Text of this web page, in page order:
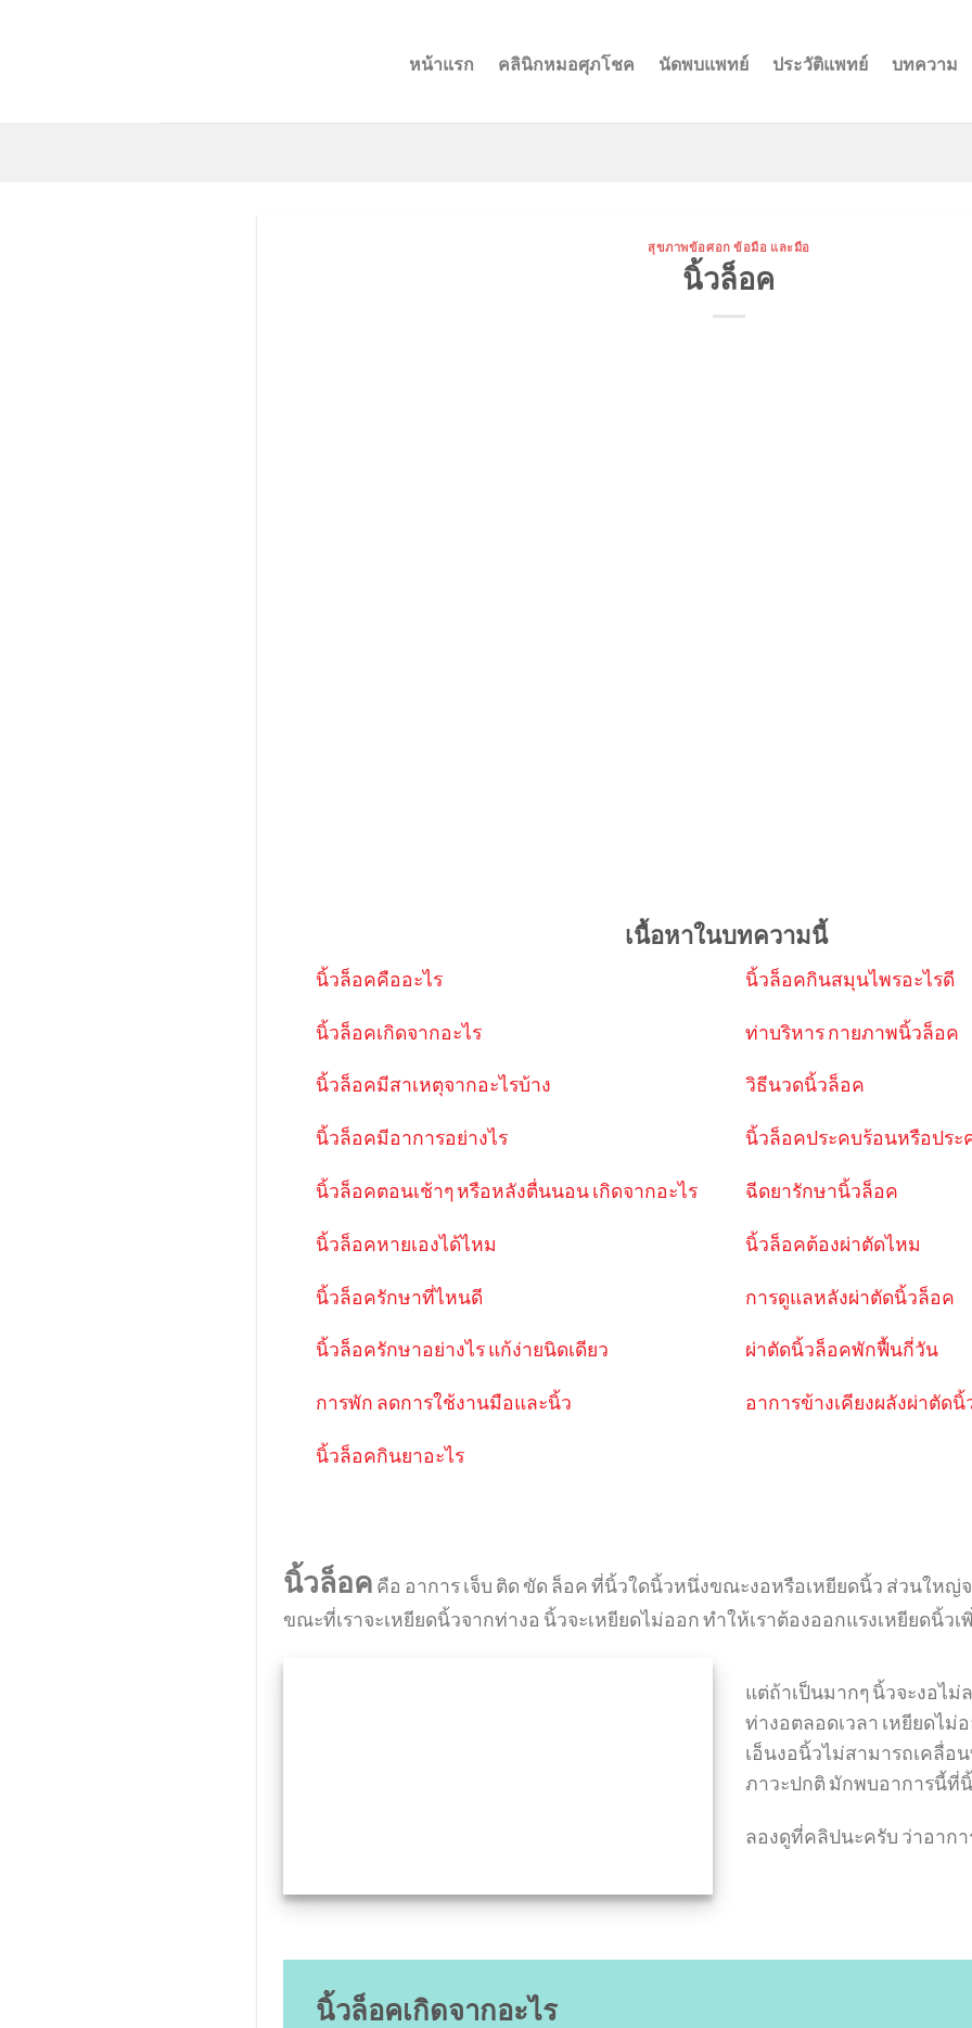
หน้าแรก คลินิกหมอศุภโชค นัดพบแพทย์ ประวัติแพทย์ บทความ
สุขภาพข้อศอก ข้อมือ และมือ
นิ้วล็อค
เนื้อหาในบทความนี้
นิ้วล็อคคืออะไร
นิ้วล็อคเกิดจากอะไร
นิ้วล็อคมีสาเหตุจากอะไรบ้าง
นิ้วล็อคมีอาการอย่างไร
นิ้วล็อคตอนเช้าๆ หรือหลังตื่นนอน เกิดจากอะไร
นิ้วล็อคหายเองได้ไหม
นิ้วล็อครักษาที่ไหนดี
นิ้วล็อครักษาอย่างไร แก้ง่ายนิดเดียว
การพัก ลดการใช้งานมือและนิ้ว
นิ้วล็อคกินยาอะไร
นิ้วล็อคกินสมุนไพรอะไรดี
ท่าบริหาร กายภาพนิ้วล็อค
วิธีนวดนิ้วล็อค
นิ้วล็อคประคบร้อนหรือประ
ฉีดยารักษานิ้วล็อค
นิ้วล็อคต้องผ่าตัดไหม
การดูแลหลังผ่าตัดนิ้วล็อค
ผ่าตัดนิ้วล็อคพักฟื้นกี่วัน
อาการข้างเคียงผลังผ่าตัด
นิ้วล็อค คือ อาการ เจ็บ ติด ขัด ล็อค ที่นิ้วใดนิ้วหนึ่งขณะงอหรือเหยียดนิ้ว ส่วนใหญ่จ
ขณะที่เราจะเหยียดนิ้วจากท่างอ นิ้วจะเหยียดไม่ออก ทำให้เราต้องออกแรงเหยียดนิ้ว
แต่ถ้าเป็นมากๆ นิ้วจะงอไม่
ท่างอตลอดเวลา เหยียดไม่
เอ็นงอนิ้วไม่สามารถเคลื่อ
ภาวะปกติ มักพบอาการนี้ที่
ลองดูที่คลิปนะครับ ว่าอาก
นิ้วล็อคเกิดจากอะไร